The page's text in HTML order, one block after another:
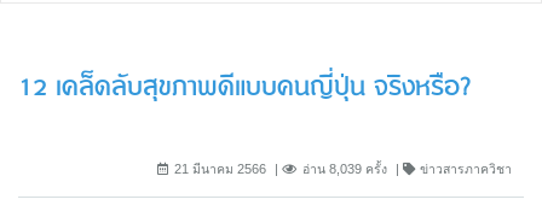
12 เคล็ดลับสุขภาพดีแบบคนญี่ปุ่น จริงหรือ?
21 มีนาคม 2566 อ่าน 8,039 ครั้ง ข่าวสารภาควิชา